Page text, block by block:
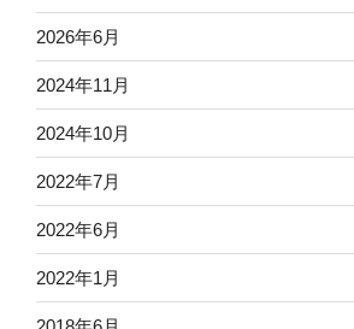
2026年6月
2024年11月
2024年10月
2022年7月
2022年6月
2022年1月